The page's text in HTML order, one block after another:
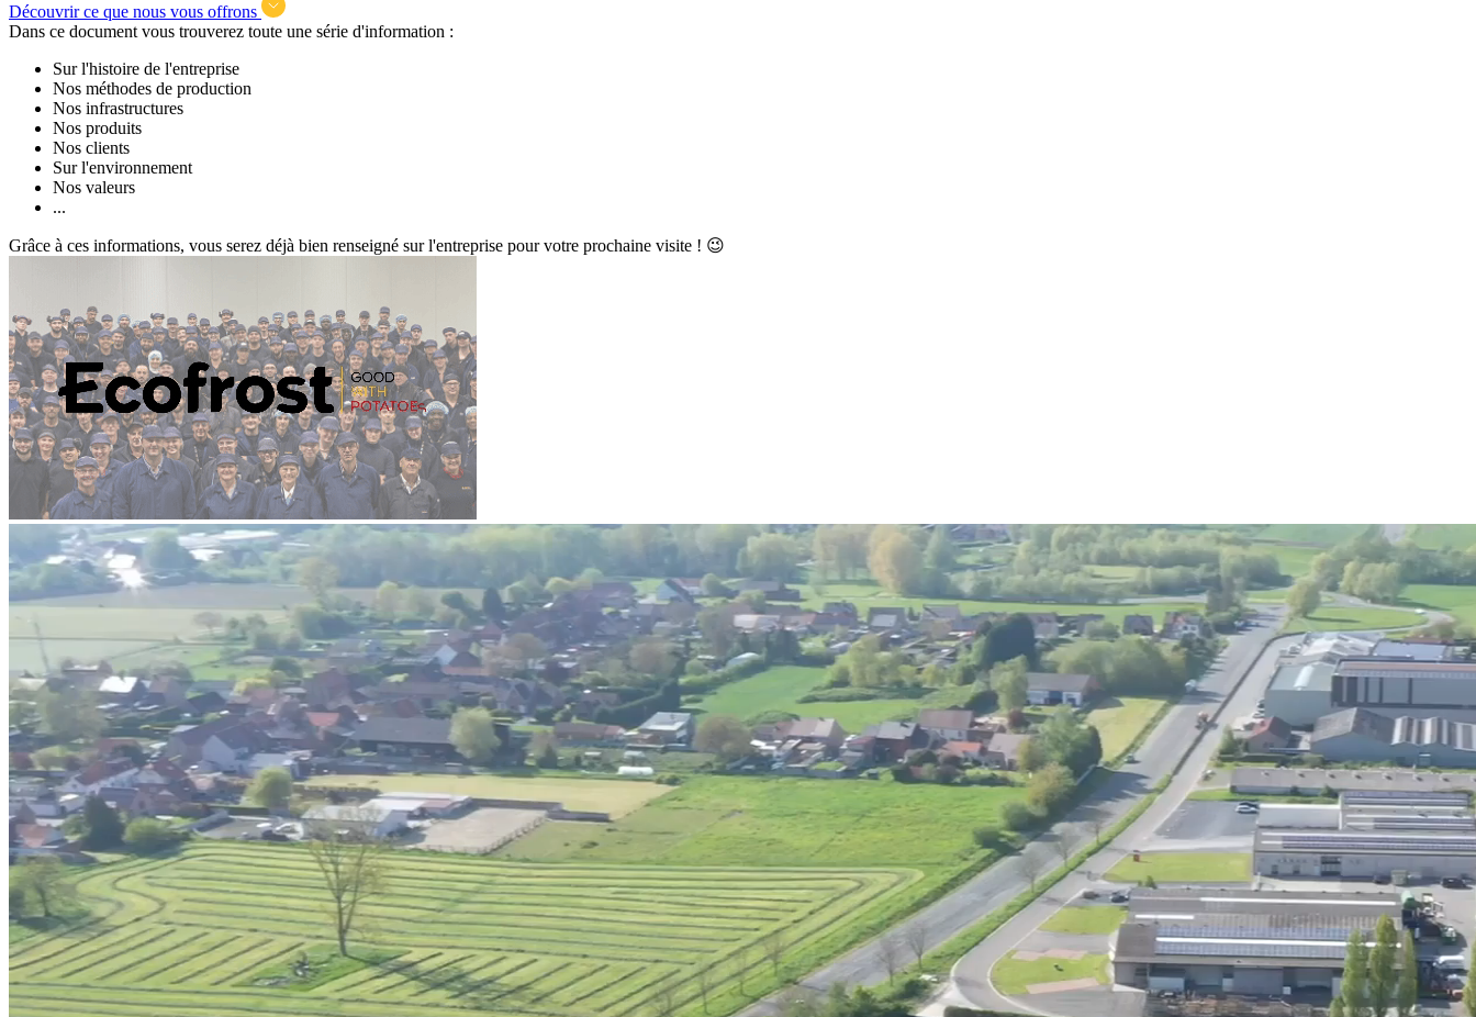
Découvrir ce que nous vous offrons
Dans ce document vous trouverez toute une série d'information :
Sur l'histoire de l'entreprise
Nos méthodes de production
Nos infrastructures
Nos produits
Nos clients
Sur l'environnement
Nos valeurs
...
Grâce à ces informations, vous serez déjà bien renseigné sur l'entreprise pour votre prochaine visite ! 😉